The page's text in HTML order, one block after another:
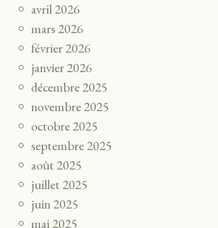
avril 2026
mars 2026
février 2026
janvier 2026
décembre 2025
novembre 2025
octobre 2025
septembre 2025
août 2025
juillet 2025
juin 2025
mai 2025